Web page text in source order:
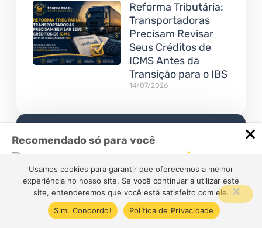
Reforma Tributária:
Transportadoras
Precisam Revisar
Seus Créditos de
ICMS Antes da
Transição para o IBS
14/07/2026
Se Livre Do Processo Burocrático
Estamos aqui para te ajudar a simplificar todas as
etapas para abrir sua empresa
Recomendado só para você
COMO CONDUZIR A SAÍDA DE UM
SÓCIO DA MELHOR FORMA
POSSÍVEL
Muitas vezes, o fim é inevitável, mas
não precisa terminar…
Usamos cookies para garantir que oferecemos a melhor
experiência no nosso site. Se você continuar a utilizar este
site, entenderemos que você está satisfeito com ele.
Sim. Concordo!
Política de Privacidade